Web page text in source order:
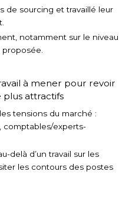
de sourcing et travaillé leur
notamment sur le niveau
à mener pour revoir
attractifs
tensions du marché :
comptables/experts-
delà d’un travail sur les
les contours des postes